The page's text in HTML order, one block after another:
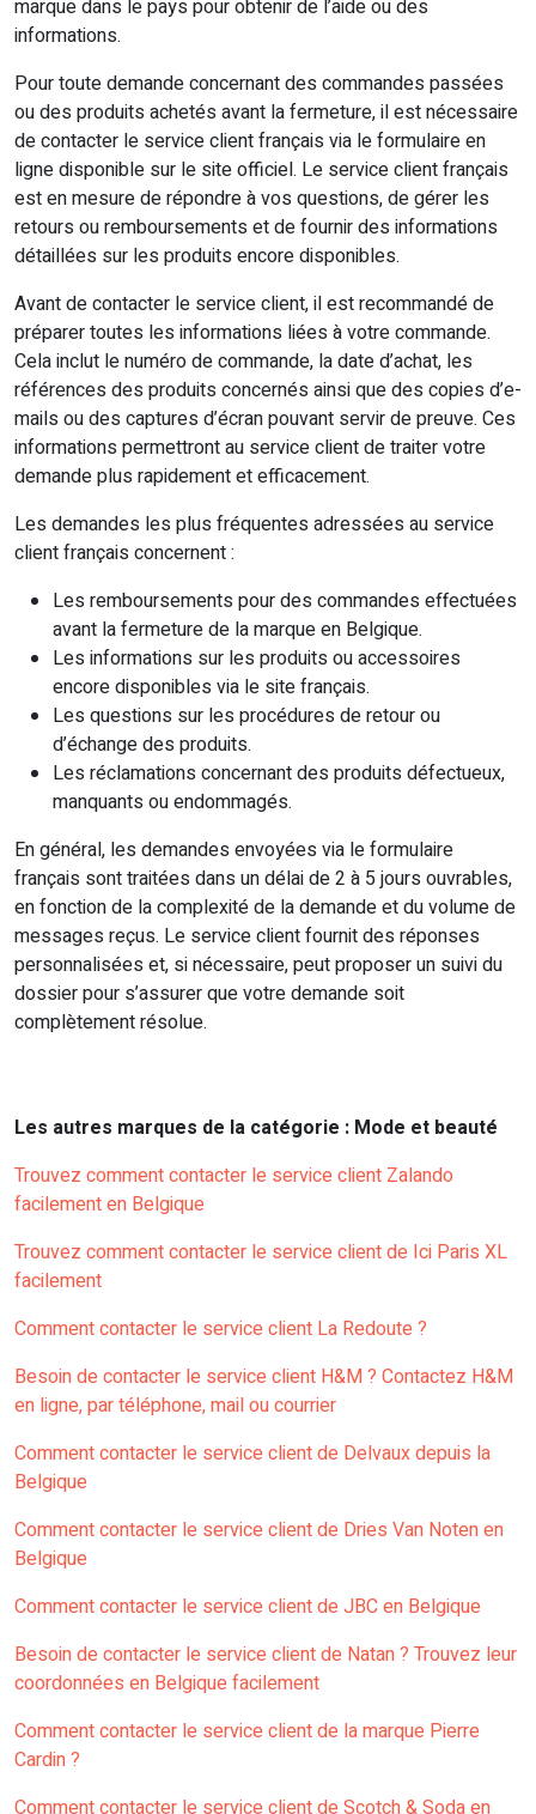
marque dans le pays pour obtenir de l’aide ou des
informations.
Pour toute demande concernant des commandes passées
ou des produits achetés avant la fermeture, il est nécessaire
de contacter le service client français via le formulaire en
ligne disponible sur le site officiel. Le service client français
est en mesure de répondre à vos questions, de gérer les
retours ou remboursements et de fournir des informations
détaillées sur les produits encore disponibles.
Avant de contacter le service client, il est recommandé de
préparer toutes les informations liées à votre commande.
Cela inclut le numéro de commande, la date d’achat, les
références des produits concernés ainsi que des copies d’e-
mails ou des captures d’écran pouvant servir de preuve. Ces
informations permettront au service client de traiter votre
demande plus rapidement et efficacement.
Les demandes les plus fréquentes adressées au service
client français concernent :
Les remboursements pour des commandes effectuées
avant la fermeture de la marque en Belgique.
Les informations sur les produits ou accessoires
encore disponibles via le site français.
Les questions sur les procédures de retour ou
d’échange des produits.
Les réclamations concernant des produits défectueux,
manquants ou endommagés.
En général, les demandes envoyées via le formulaire
français sont traitées dans un délai de 2 à 5 jours ouvrables,
en fonction de la complexité de la demande et du volume de
messages reçus. Le service client fournit des réponses
personnalisées et, si nécessaire, peut proposer un suivi du
dossier pour s’assurer que votre demande soit
complètement résolue.
Les autres marques de la catégorie : Mode et beauté
Trouvez comment contacter le service client Zalando
facilement en Belgique
Trouvez comment contacter le service client de Ici Paris XL
facilement
Comment contacter le service client La Redoute ?
Besoin de contacter le service client H&M ? Contactez H&M
en ligne, par téléphone, mail ou courrier
Comment contacter le service client de Delvaux depuis la
Belgique
Comment contacter le service client de Dries Van Noten en
Belgique
Comment contacter le service client de JBC en Belgique
Besoin de contacter le service client de Natan ? Trouvez leur
coordonnées en Belgique facilement
Comment contacter le service client de la marque Pierre
Cardin ?